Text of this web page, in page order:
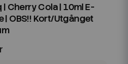
| Cherry Cola | 10ml E-
| OBS!! Kort/Utgånget